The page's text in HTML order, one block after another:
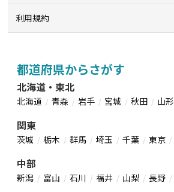
利用規約
都道府県からさがす
北海道・東北
北海道 青森 岩手 宮城 秋田 山形
関東
茨城 栃木 群馬 埼玉 千葉 東京
中部
新潟 富山 石川 福井 山梨 長野